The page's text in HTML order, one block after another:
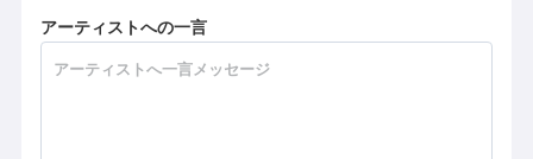
アーティストへの一言